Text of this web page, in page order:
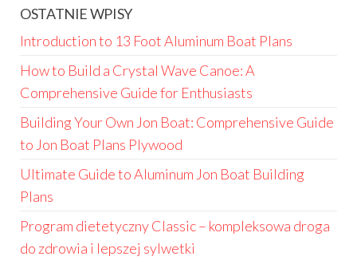
OSTATNIE WPISY
Introduction to 13 Foot Aluminum Boat Plans
How to Build a Crystal Wave Canoe: A
Comprehensive Guide for Enthusiasts
Building Your Own Jon Boat: Comprehensive Guide
to Jon Boat Plans Plywood
Ultimate Guide to Aluminum Jon Boat Building
Plans
Program dietetyczny Classic – kompleksowa droga
do zdrowia i lepszej sylwetki